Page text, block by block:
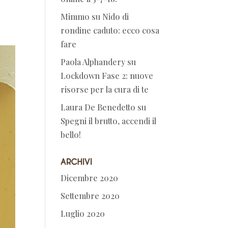
Mimmo su Nido di
rondine caduto: ecco cosa
fare
Paola Alphandery su
Lockdown Fase 2: nuove
risorse per la cura di te
Laura De Benedetto su
Spegni il brutto, accendi il
bello!
Archivi
Dicembre 2020
Settembre 2020
Luglio 2020